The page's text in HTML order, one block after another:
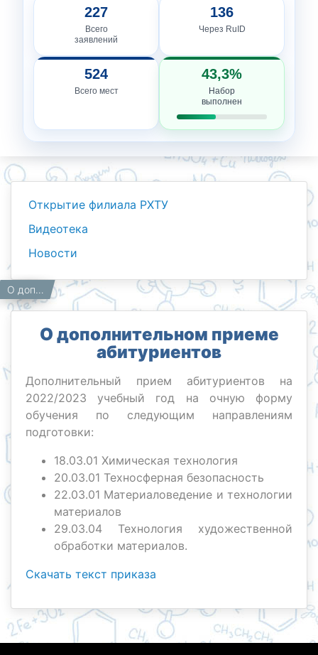
227
Всего
заявлений
136
Через RuID
524
Всего мест
43,3%
Набор
выполнен
Открытие филиала РХТУ
Видеотека
Новости
Главная
Работникам
Новости О дополнительном приеме абитуриентов
О дополнительном приеме
абитуриентов
Дополнительный прием абитуриентов на
2022/2023 учебный год на очную форму
обучения по следующим направлениям
подготовки:
18.03.01 Химическая технология
20.03.01 Техносферная безопасность
22.03.01 Материаловедение и технологии
материалов
29.03.04 Технология художественной
обработки материалов.
Скачать текст приказа